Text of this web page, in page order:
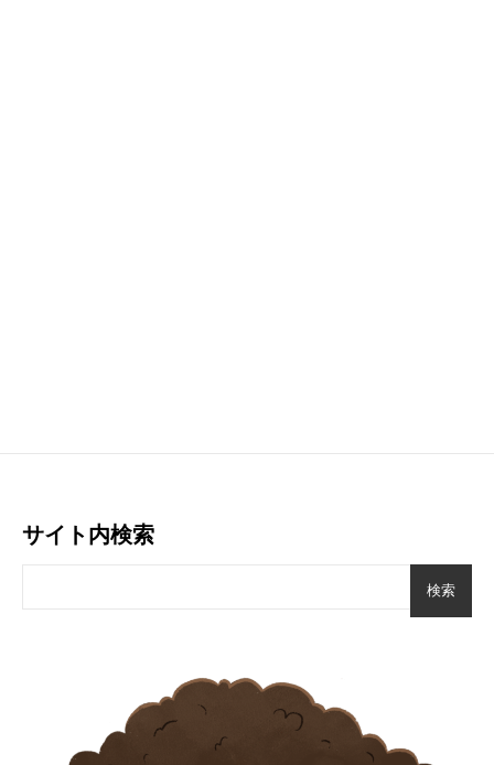
サイト内検索
検索